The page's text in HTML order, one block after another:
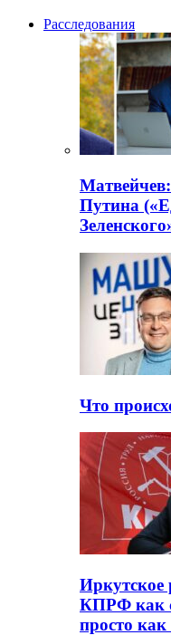
Расследования
Путина
Что
Иркутское
КПРФ как
просто